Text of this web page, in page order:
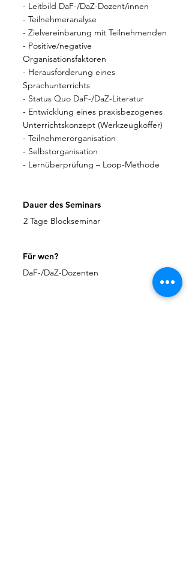
- Leitbild DaF-/DaZ-Dozent/innen
- Teilnehmeranalyse
- Zielvereinbarung mit Teilnehmenden
- Positive/negative
Organisationsfaktoren
- Herausforderung eines
Sprachunterrichts
- Status Quo DaF-/DaZ-Literatur
- Entwicklung eines praxisbezogenes
Unterrichtskonzept (Werkzeugkoffer)
- Teilnehmerorganisation
- Selbstorganisation
- Lernüberprüfung – Loop-Methode
Dauer des Seminars
2 Tage Blockseminar
Für wen?
DaF-/DaZ-Dozenten